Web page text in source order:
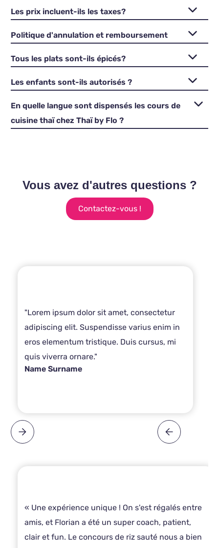
Les prix incluent-ils les taxes?
Politique d'annulation et remboursement
Tous les plats sont-ils épicés?
Les enfants sont-ils autorisés ?
En quelle langue sont dispensés les cours de
cuisine thaï chez Thaï by Flo ?
Vous avez d'autres questions ?
Contactez-vous !
"Lorem ipsum dolor sit amet, consectetur
adipiscing elit. Suspendisse varius enim in
eros elementum tristique. Duis cursus, mi
quis viverra ornare."
Name Surname
« Une expérience unique ! On s'est régalés entre
amis, et Florian a été un super coach, patient,
clair et fun. Le concours de riz sauté nous a bien